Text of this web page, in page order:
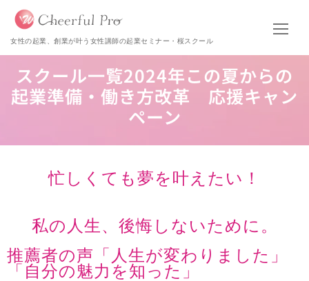
女性の起業、創業が叶う女性講師の起業セミナー・桜スクール
スクール一覧2024年この夏からの
起業準備・働き方改革 応援キャン
ペーン
忙しくても夢を叶えたい！
私の人生、後悔しないために。
推薦者の声「人生が変わりました」
「自分の魅力を知った」